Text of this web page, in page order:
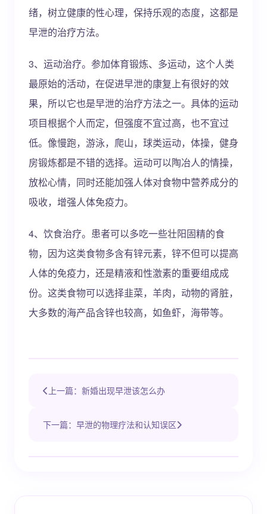
绪，树立健康的性心理，保持乐观的态度，这都是
早泄的治疗方法。
3、运动治疗。参加体育锻炼、多运动，这个人类
最原始的活动，在促进早泄的康复上有很好的效
果，所以它也是早泄的治疗方法之一。具体的运动
项目根据个人而定，但强度不宜过高，也不宜过
低。像慢跑，游泳，爬山，球类运动，体操，健身
房锻炼都是不错的选择。运动可以陶冶人的情操，
放松心情，同时还能加强人体对食物中营养成分的
吸收，增强人体免疫力。
4、饮食治疗。患者可以多吃一些壮阳固精的食
物，因为这类食物多含有锌元素，锌不但可以提高
人体的免疫力，还是精液和性激素的重要组成成
份。这类食物可以选择韭菜，羊肉，动物的肾脏，
大多数的海产品含锌也较高，如鱼虾，海带等。
上一篇：新婚出现早泄该怎么办
下一篇：早泄的物理疗法和认知误区